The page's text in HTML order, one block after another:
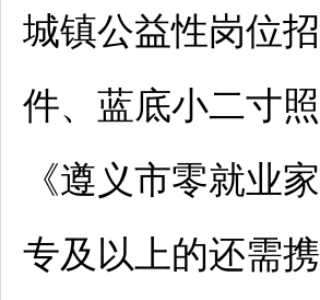
城镇公益性岗位
件、蓝底小二寸
《遵义市零就业
专及以上的还需